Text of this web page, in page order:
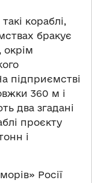
кораблі,
бракує
окрім
підприємстві
360 м і
два згадані
проєкту
і
Росії